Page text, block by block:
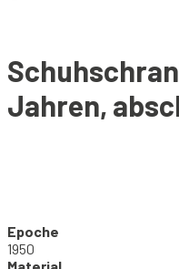
Jahren,
Epoche
1950